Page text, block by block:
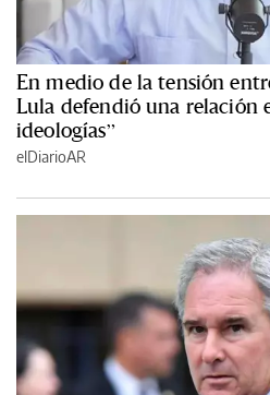
En medio de la tensión
Lula defendió una relación
ideologías”
elDiarioAR